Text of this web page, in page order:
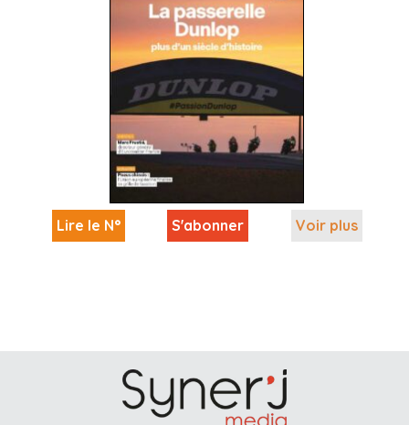
Lire le N° S'abonner Voir plus